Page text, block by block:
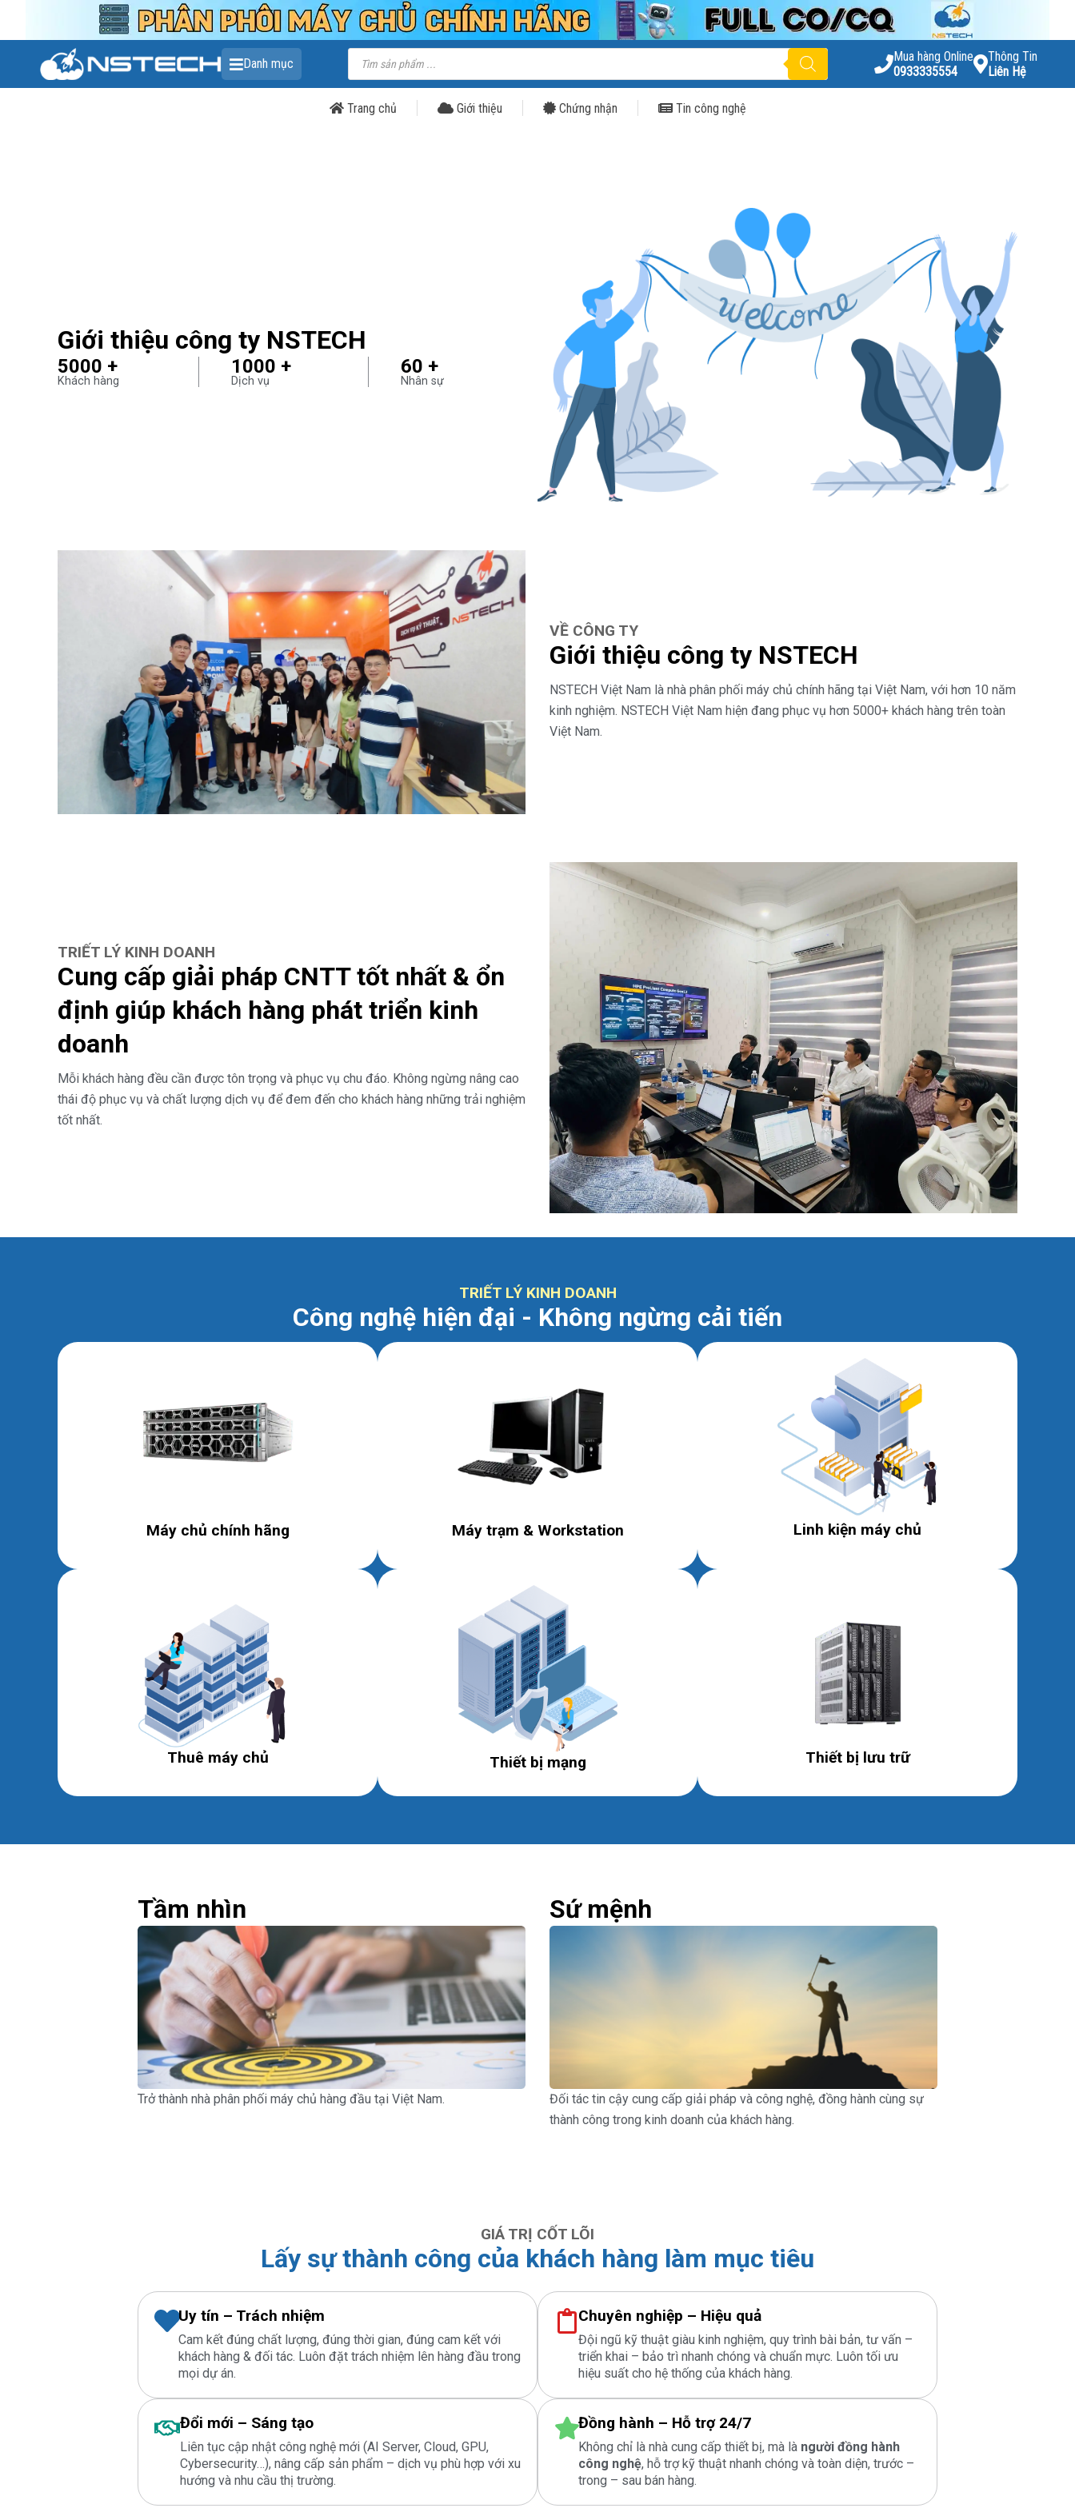
Danh mục
Mua hàng Online
0933335554
Thông Tin
Liên Hệ
Trang chủ Giới thiệu Chứng nhận Tin công nghệ
Giới thiệu công ty NSTECH
5000 +
Khách hàng
1000 +
Dịch vụ
60 +
Nhân sự
VỀ CÔNG TY
Giới thiệu công ty NSTECH
NSTECH Việt Nam là nhà phân phối máy chủ chính hãng tại Việt Nam, với hơn 10 năm
kinh nghiệm. NSTECH Việt Nam hiện đang phục vụ hơn 5000+ khách hàng trên toàn
Việt Nam.
TRIẾT LÝ KINH DOANH
Cung cấp giải pháp CNTT tốt nhất & ổn
định giúp khách hàng phát triển kinh
doanh
Mỗi khách hàng đều cần được tôn trọng và phục vụ chu đáo. Không ngừng nâng cao
thái độ phục vụ và chất lượng dịch vụ để đem đến cho khách hàng những trải nghiệm
tốt nhất.
TRIẾT LÝ KINH DOANH
Công nghệ hiện đại - Không ngừng cải tiến
Máy chủ chính hãng Máy trạm & Workstation Linh kiện máy chủ
Thuê máy chủ Thiết bị mạng Thiết bị lưu trữ
Tầm nhìn
Trở thành nhà phân phối máy chủ hàng đầu tại Việt Nam.
Sứ mệnh
Đối tác tin cậy cung cấp giải pháp và công nghệ, đồng hành cùng sự
thành công trong kinh doanh của khách hàng.
GIÁ TRỊ CỐT LÕI
Lấy sự thành công của khách hàng làm mục tiêu
Uy tín – Trách nhiệm
Cam kết đúng chất lượng, đúng thời gian, đúng cam kết với
khách hàng & đối tác. Luôn đặt trách nhiệm lên hàng đầu trong
mọi dự án.
Chuyên nghiệp – Hiệu quả
Đội ngũ kỹ thuật giàu kinh nghiệm, quy trình bài bản, tư vấn –
triển khai – bảo trì nhanh chóng và chuẩn mực. Luôn tối ưu
hiệu suất cho hệ thống của khách hàng.
Đổi mới – Sáng tạo
Liên tục cập nhật công nghệ mới (AI Server, Cloud, GPU,
Cybersecurity…), nâng cấp sản phẩm – dịch vụ phù hợp với xu
hướng và nhu cầu thị trường.
Đồng hành – Hỗ trợ 24/7
Không chỉ là nhà cung cấp thiết bị, mà là người đồng hành
công nghệ, hỗ trợ kỹ thuật nhanh chóng và toàn diện, trước –
trong – sau bán hàng.